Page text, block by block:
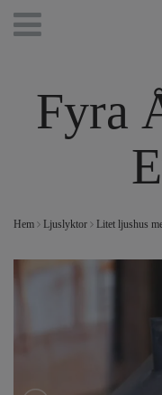
Fyra
Hem Ljuslyktor Litet ljushus